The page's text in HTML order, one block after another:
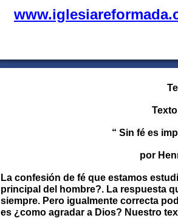
“ Sin fé es
por
La confesión de fé que estamos
principal del hombre?. La respuesta
siempre. Pero igualmente correcta
es ¿como agradar a Dios? Nuestro